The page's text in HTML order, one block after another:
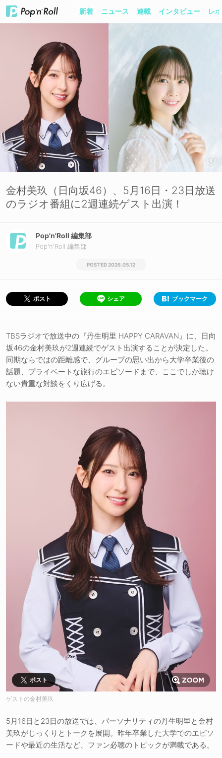
新着 ニュース 連載 インタビュー レ
金村美玖（日向坂46）、5月16日・23日放送
のラジオ番組に2週連続ゲスト出演！
Pop'n'Roll 編集部
Pop'n'Roll 編集部
2026.05.12
ポスト シェア ブックマーク
TBSラジオで放送中の『丹生明里 HAPPY CARAVAN』に、日向
坂46の金村美玖が2週連続でゲスト出演することが決定した。
同期ならではの距離感で、グループの思い出から大学卒業後の
話題、プライベートな旅行のエピソードまで、ここでしか聴け
ない貴重な対談をくり広げる。
ポスト
ゲストの金村美玖
5月16日と23日の放送では、パーソナリティの丹生明里と金村
美玖がじっくりとトークを展開。昨年卒業した大学でのエピソ
ードや最近の生活など、ファン必聴のトピックが満載である。